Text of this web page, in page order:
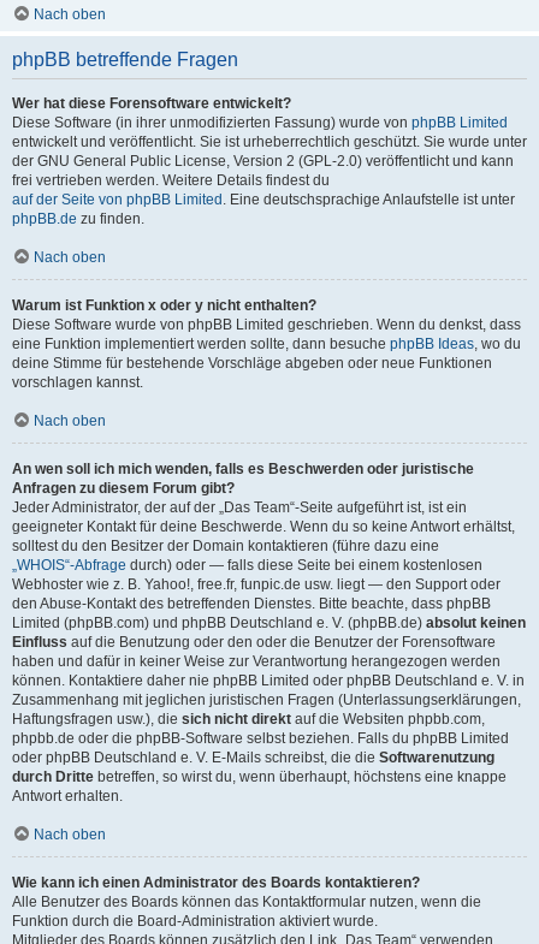
Nach oben
phpBB betreffende Fragen
Wer hat diese Forensoftware entwickelt?
Diese Software (in ihrer unmodifizierten Fassung) wurde von phpBB Limited
entwickelt und veröffentlicht. Sie ist urheberrechtlich geschützt. Sie wurde unter
der GNU General Public License, Version 2 (GPL-2.0) veröffentlicht und kann
frei vertrieben werden. Weitere Details findest du
auf der Seite von phpBB Limited . Eine deutschsprachige Anlaufstelle ist unter
phpBB.de zu finden.
Nach oben
Warum ist Funktion x oder y nicht enthalten?
Diese Software wurde von phpBB Limited geschrieben. Wenn du denkst, dass
eine Funktion implementiert werden sollte, dann besuche phpBB Ideas, wo du
deine Stimme für bestehende Vorschläge abgeben oder neue Funktionen
vorschlagen kannst.
Nach oben
An wen soll ich mich wenden, falls es Beschwerden oder juristische
Anfragen zu diesem Forum gibt?
Jeder Administrator, der auf der „Das Team“-Seite aufgeführt ist, ist ein
geeigneter Kontakt für deine Beschwerde. Wenn du so keine Antwort erhältst,
solltest du den Besitzer der Domain kontaktieren (führe dazu eine
„WHOIS“-Abfrage durch) oder — falls diese Seite bei einem kostenlosen
Webhoster wie z. B. Yahoo!, free.fr, funpic.de usw. liegt — den Support oder
den Abuse-Kontakt des betreffenden Dienstes. Bitte beachte, dass phpBB
Limited (phpBB.com) und phpBB Deutschland e. V. (phpBB.de) absolut keinen
Einfluss auf die Benutzung oder den oder die Benutzer der Forensoftware
haben und dafür in keiner Weise zur Verantwortung herangezogen werden
können. Kontaktiere daher nie phpBB Limited oder phpBB Deutschland e. V. in
Zusammenhang mit jeglichen juristischen Fragen (Unterlassungserklärungen,
Haftungsfragen usw.), die sich nicht direkt auf die Websiten phpbb.com,
phpbb.de oder die phpBB-Software selbst beziehen. Falls du phpBB Limited
oder phpBB Deutschland e. V. E-Mails schreibst, die die Softwarenutzung
durch Dritte betreffen, so wirst du, wenn überhaupt, höchstens eine knappe
Antwort erhalten.
Nach oben
Wie kann ich einen Administrator des Boards kontaktieren?
Alle Benutzer des Boards können das Kontaktformular nutzen, wenn die
Funktion durch die Board-Administration aktiviert wurde.
Mitglieder des Boards können zusätzlich den Link „Das Team“ verwenden.